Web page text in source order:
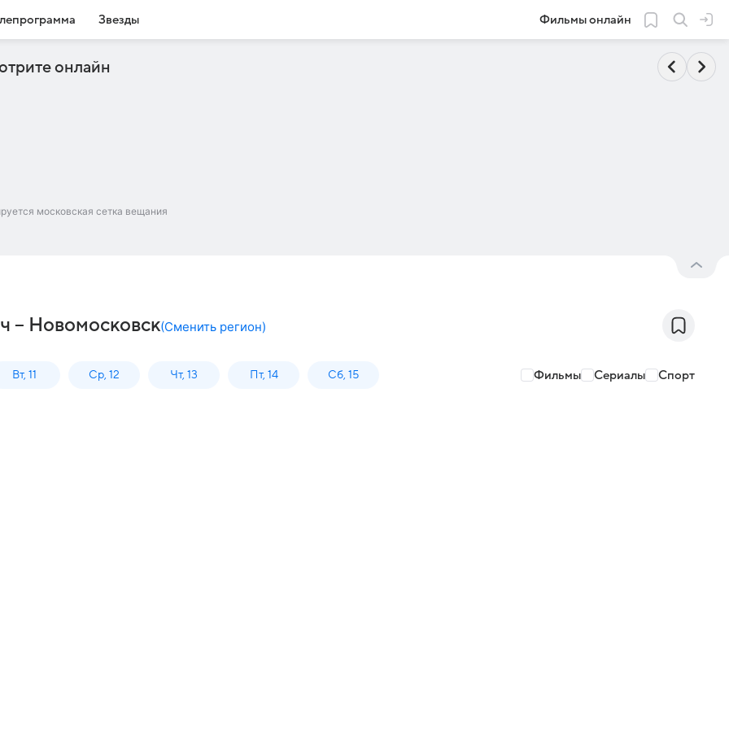
Звезды Фильмы онлайн
онлайн
московская сетка вещания
– Новомосковск(Сменить регион)
Вт, 11 Ср, 12 Чт, 13 Пт, 14 Сб, 15 Фильмы Сериалы Спорт